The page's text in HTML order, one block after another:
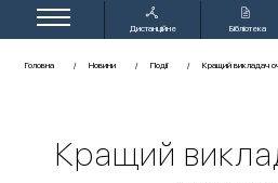
Дистанційне
Бібліотека
Головна Новини Події Кращий викладач
Кращий